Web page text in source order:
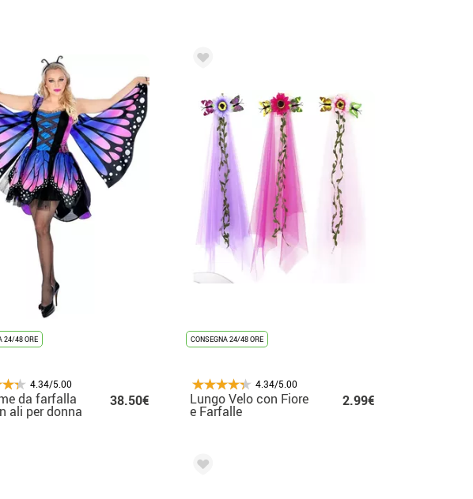
24/48 ORE
4.34/5.00
da farfalla
ali per donna
38.50€
CONSEGNA 24/48 ORE
4.34/5.00
Lungo Velo con Fiore
e Farfalle
2.99€